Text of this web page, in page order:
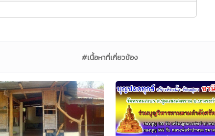
#เนื้อหาที่เกี่ยวข้อง